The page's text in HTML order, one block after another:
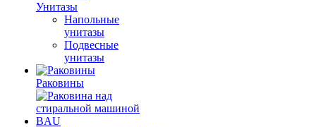
Унитазы
Напольные
унитазы
Подвесные
унитазы
Раковины